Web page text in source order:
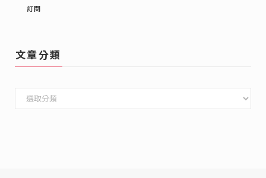
訂閱
文章分類
章